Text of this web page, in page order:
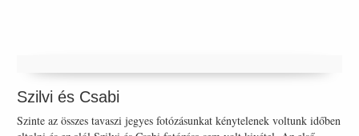
Szilvi és Csabi
Szinte az összes tavaszi jegyes fotózásunkat kénytelenek voltunk időben